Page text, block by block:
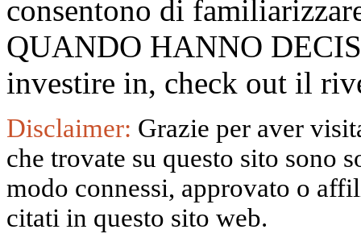
consentono di
QUANDO HANNO
investire in, check out il
Disclaimer: Grazie per aver
che trovate su questo sito sono
modo connessi, approvato o
citati in questo sito web.